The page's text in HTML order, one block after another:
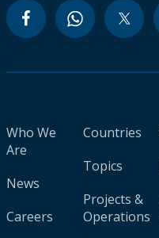
Who We
Are
News
Careers
Countries
Topics
Projects &
Operations